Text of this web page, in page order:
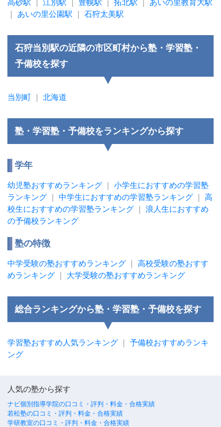
高砂駅 江別駅 豊幌駅 拓北駅
あいの里教育大駅
あいの里公園駅 石狩太美駅
石狩当別駅の近隣の市区町村から塾・学習塾・
予備校を探す
当別町 北海道
塾・学習塾・予備校をランキングから探す
学年
幼児塾おすすめランキング
小学生におすすめの学習塾
ランキング
中学生におすすめの学習塾ランキング
高
校生におすすめの学習塾ランキング
浪人生におすすめ
の予備校ランキング
塾の特徴
中学受験の塾おすすめランキング
高校受験の塾おすす
めランキング
大学受験の塾おすすめランキング
総合ランキングから塾・学習塾・予備校を探す
学習塾おすすめ人気ランキング
予備校おすすめランキ
ング
人気の塾から探す
ナビ個別指導学院の口コミ・評判・料金・合格実績
若松塾の口コミ・評判・料金・合格実績
学研教室の口コミ・評判・料金・合格実績